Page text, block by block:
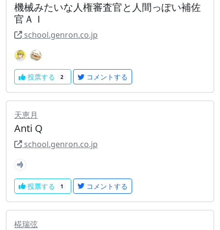
機械みたいな人権審査官と人間っぽい補佐
官ＡＩ
school.genron.co.jp
投票する 2 コメントする
天恵月
Anti Q
school.genron.co.jp
投票する 1 コメントする
椛瑞弦